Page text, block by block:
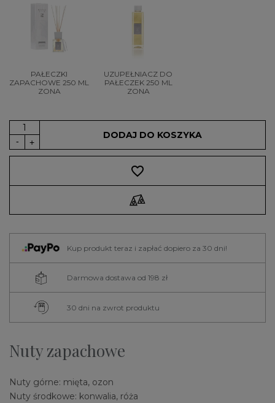
PAŁECZKI
ZAPACHOWE 250 ML
ZONA
UZUPEŁNIACZ DO
PAŁECZEK 250 ML
ZONA
DODAJ DO KOSZYKA
favorite_border
Kup produkt teraz i zapłać dopiero za 30 dni!
Darmowa dostawa od 198 zł
30 dni na zwrot produktu
Nuty zapachowe
Nuty górne: mięta, ozon
Nuty środkowe: konwalia, róża